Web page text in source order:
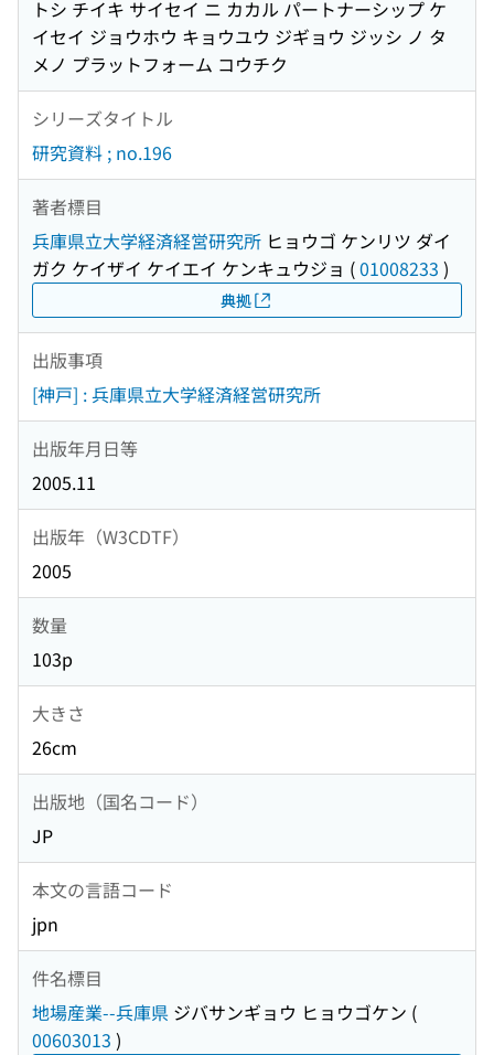
トシ チイキ サイセイ ニ カカル パートナーシップ ケ
イセイ ジョウホウ キョウユウ ジギョウ ジッシ ノ タ
メノ プラットフォーム コウチク
シリーズタイトル
研究資料 ; no.196
著者標目
兵庫県立大学経済経営研究所 ヒョウゴ ケンリツ ダイ
ガク ケイザイ ケイエイ ケンキュウジョ (01008233 )
典拠
出版事項
[神戸] : 兵庫県立大学経済経営研究所
出版年月日等
2005.11
出版年（W3CDTF）
2005
数量
103p
大きさ
26cm
出版地（国名コード）
JP
本文の言語コード
jpn
件名標目
地場産業--兵庫県 ジバサンギョウ ヒョウゴケン (
00603013 )